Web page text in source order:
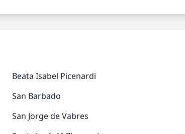
Beata Isabel Picenardi
San Barbado
San Jorge de Vabres